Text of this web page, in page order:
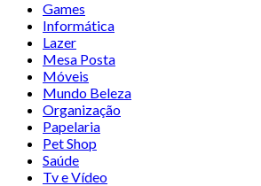
Games
Informática
Lazer
Mesa Posta
Móveis
Mundo Beleza
Organização
Papelaria
Pet Shop
Saúde
Tv e Vídeo